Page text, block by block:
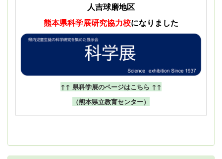
人吉球磨地区
熊本県科学展研究協力校になりました
↑↑ 県科学展のページはこちら ↑↑
（熊本県立教育センター）